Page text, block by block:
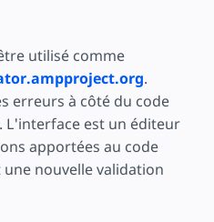
utilisé comme
.
erreurs à côté du code
L'interface est un éditeur
apportées au code
nouvelle validation